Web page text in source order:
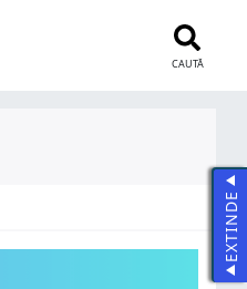
CAUTĂ
EXTINDE